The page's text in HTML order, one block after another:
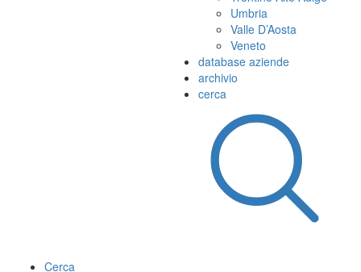
Umbria
Valle D’Aosta
Veneto
database aziende
archivio
cerca
Cerca